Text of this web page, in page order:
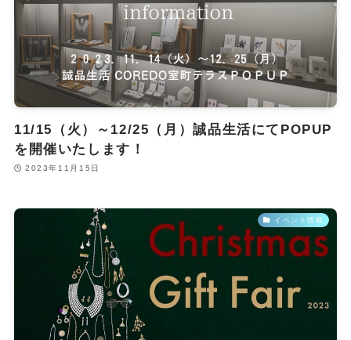
11/15（火）～12/25（月）誠品生活にてPOPUP
を開催いたします！
2023年11月15日
イベント情報